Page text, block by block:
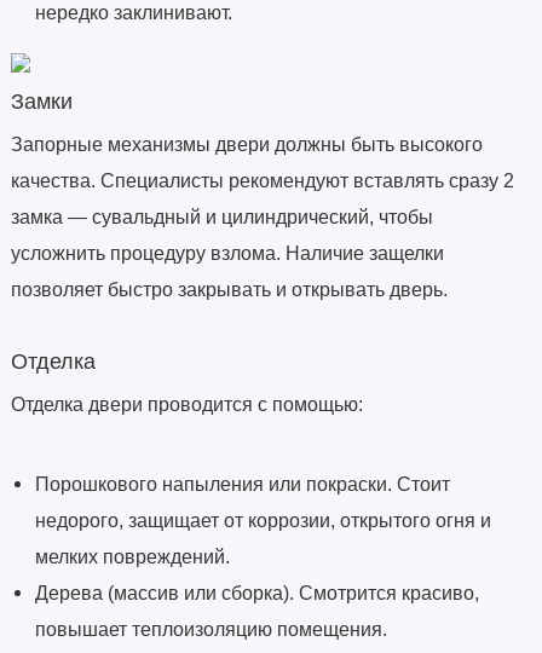
нередко заклинивают.
Замки
Запорные механизмы двери должны быть высокого
качества. Специалисты рекомендуют вставлять сразу 2
замка — сувальдный и цилиндрический, чтобы
усложнить процедуру взлома. Наличие защелки
позволяет быстро закрывать и открывать дверь.
Отделка
Отделка двери проводится с помощью:
Порошкового напыления или покраски. Стоит
недорого, защищает от коррозии, открытого огня и
мелких повреждений.
Дерева (массив или сборка). Смотрится красиво,
повышает теплоизоляцию помещения.